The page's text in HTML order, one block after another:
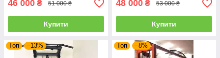
46 000 ₴ 51 000 ₴
Купити
48 000 ₴ 53 000 ₴
Купити
Топ –13% Топ –8%